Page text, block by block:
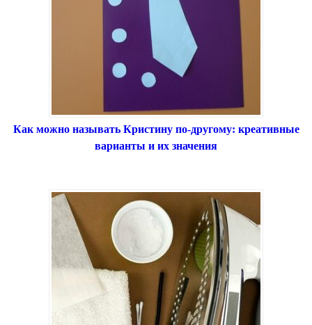
Как можно называть Кристину по-другому: креативные
варианты и их значения